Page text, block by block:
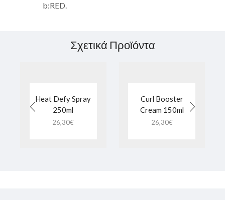
b:RED.
Σχετικά Προϊόντα
Heat Defy Spray
250ml
26,30€
Curl Booster
Cream 150ml
26,30€